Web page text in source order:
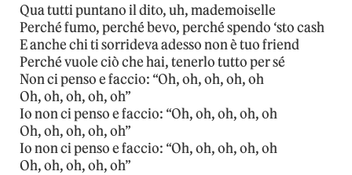
Qua tutti puntano il dito, uh, mademoiselle
Perché fumo, perché bevo, perché spendo ‘sto cash
E anche chi ti sorrideva adesso non è tuo friend
Perché vuole ciò che hai, tenerlo tutto per sé
Non ci penso e faccio: “Oh, oh, oh, oh, oh
Oh, oh, oh, oh, oh”
Io non ci penso e faccio: “Oh, oh, oh, oh, oh
Oh, oh, oh, oh, oh”
Io non ci penso e faccio: “Oh, oh, oh, oh, oh
Oh, oh, oh, oh, oh”